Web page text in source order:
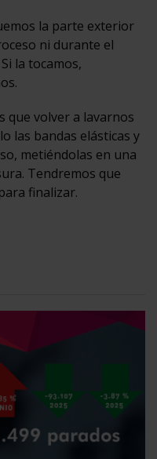
la parte exterior
ni durante el
la tocamos,
que volver a lavarnos
las bandas elásticas y
metiéndolas en una
Tendremos que
finalizar.